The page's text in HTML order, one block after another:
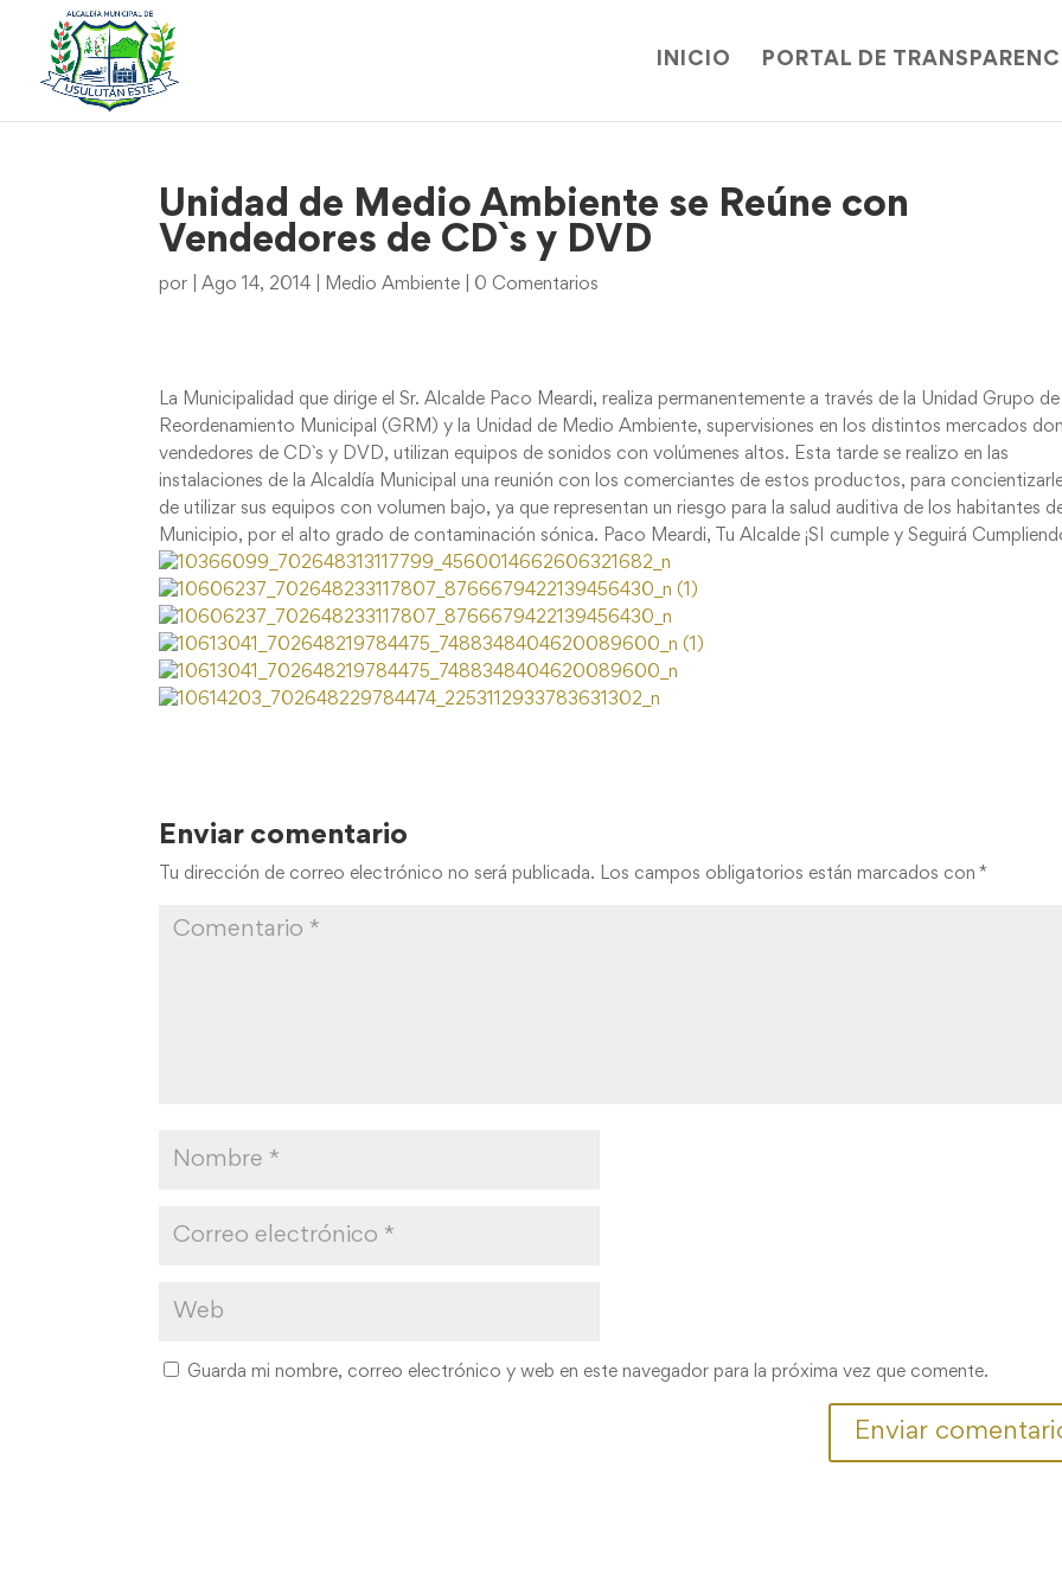
INICIO PORTAL DE
Unidad de Medio Ambiente se Reúne con
Vendedores de CD`s y DVD
por |Ago 14, 2014 Medio Ambiente 0 Comentarios
La Municipalidad que dirige el Sr. Alcalde Paco Meardi, realiza permanentemente a través de la Unidad Grupo de
Reordenamiento Municipal (GRM) y la Unidad de Medio Ambiente, supervisiones en los distintos mercados
vendedores de CD`s y DVD, utilizan equipos de sonidos con volúmenes altos. Esta tarde se realizo en las
instalaciones de la Alcaldía Municipal una reunión con los comerciantes de estos productos, para
de utilizar sus equipos con volumen bajo, ya que representan un riesgo para la salud auditiva de los habitantes
Municipio, por el alto grado de contaminación sónica. Paco Meardi, Tu Alcalde ¡SI cumple y Seguirá
Enviar comentario
Tu dirección de correo electrónico no será publicada. Los campos obligatorios están marcados con *
Guarda mi nombre, correo electrónico y web en este navegador para la próxima vez que comente.